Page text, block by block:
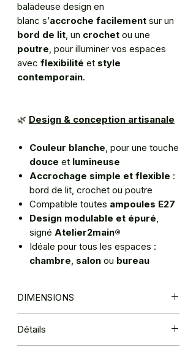
baladeuse design en
blanc s’accroche facilement sur un
bord de lit, un crochet ou une
poutre, pour illuminer vos espaces
avec flexibilité et style
contemporain.
🌿 Design & conception artisanale
Couleur blanche, pour une touche
douce et lumineuse
Accrochage simple et flexible :
bord de lit, crochet ou poutre
Compatible toutes ampoules E27
Design modulable et épuré,
signé Atelier2main®
Idéale pour tous les espaces :
chambre, salon ou bureau
DIMENSIONS
Détails